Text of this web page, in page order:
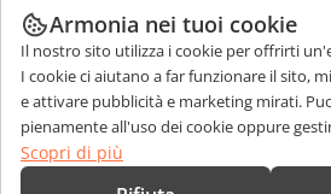
DocSpace
Workspace
Connettori
App desktop
COLLABORA
Per i contributori
Per i traduttori
Per gli influencer
Offerte di lavoro
RICEVI NOTIZIE
Blog
RICEVI AIUTO
Forum
CONTATTACI
Armonia nei tuoi cookie
Il nostro sito utilizza i cookie per offrirti
I cookie ci aiutano a far funzionare il sito,
e attivare pubblicità e marketing mirati.
pienamente all'uso dei cookie oppure
Scopri di più